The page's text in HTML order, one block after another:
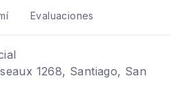
Evaluaciones
1268, Santiago, San